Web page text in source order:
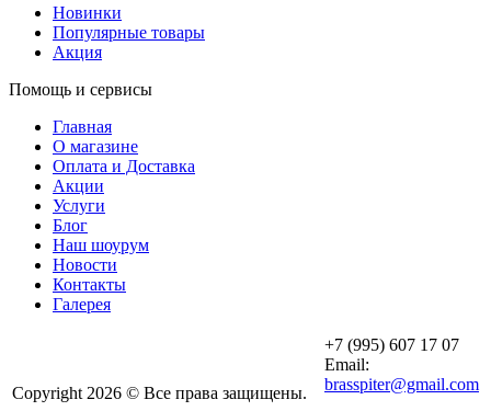
Новинки
Популярные товары
Акция
Помощь и сервисы
Главная
О магазине
Оплата и Доставка
Акции
Услуги
Блог
Наш шоурум
Новости
Контакты
Галерея
Copyright 2026 © Все права защищены.
+7 (995) 607 17 07
Email:
brasspiter@gmail.com